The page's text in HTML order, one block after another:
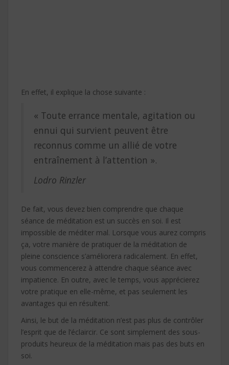
En effet, il explique la chose suivante :
« Toute errance mentale, agitation ou
ennui qui survient peuvent être
reconnus comme un allié de votre
entraînement à l’attention ».
Lodro Rinzler
De fait, vous devez bien comprendre que chaque
séance de méditation est un succès en soi. Il est
impossible de méditer mal. Lorsque vous aurez compris
ça, votre manière de pratiquer de la méditation de
pleine conscience s’améliorera radicalement. En effet,
vous commencerez à attendre chaque séance avec
impatience. En outre, avec le temps, vous apprécierez
votre pratique en elle-même, et pas seulement les
avantages qui en résultent.
Ainsi, le but de la méditation n’est pas plus de contrôler
l’esprit que de l’éclaircir. Ce sont simplement des sous-
produits heureux de la méditation mais pas des buts en
soi.